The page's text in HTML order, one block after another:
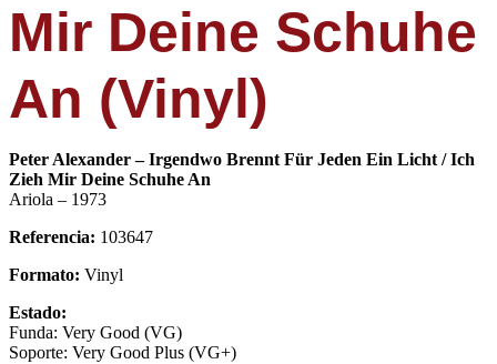
Mir Deine Schuhe
An (Vinyl)
Peter Alexander – Irgendwo Brennt Für Jeden Ein Licht / Ich
Zieh Mir Deine Schuhe An
Ariola – 1973
Referencia: 103647
Formato: Vinyl
Estado:
Funda: Very Good (VG)
Soporte: Very Good Plus (VG+)